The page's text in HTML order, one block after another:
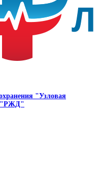
"Узловая
"РЖД"